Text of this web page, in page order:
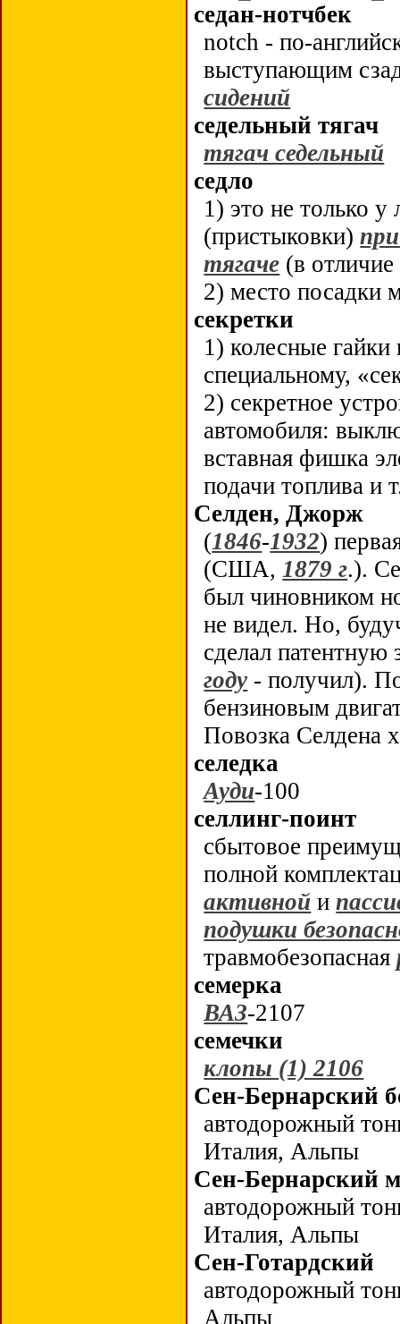
седан-нотчбек
notch - по-
выступающим
сидений
седельный тягач
тягач седельный
седло
1) это не только
(пристыковки)
тягаче (в
2) место посадки
секретки
1) колесные
специальному,
2) секретное
автомобиля:
вставная фишка
подачи топлива и
Селден, Джорж
(1846-1932)
(США,1879 г.).
был чиновником
не видел. Но,
сделал патентную
году - получил).
бензиновым
Повозка Селдена
селедка
Ауди-100
селлинг-поинт
сбытовое
полной
активной и
подушки
травмобезопасная
семерка
ВАЗ-2107
семечки
клопы (1) 2106
Сен-Бернарский
автодорожный
Италия, Альпы
Сен-Бернарский
автодорожный
Италия, Альпы
Сен-Готардский
автодорожный
Альпы